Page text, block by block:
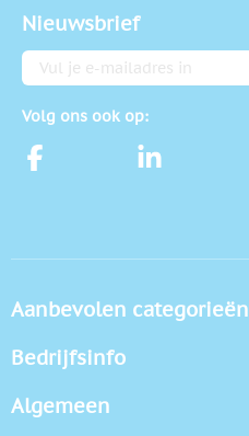
Nieuwsbrief
E-mailadres
Volg ons ook op:
Aanbevolen categorieën
Bedrijfsinfo
Algemeen